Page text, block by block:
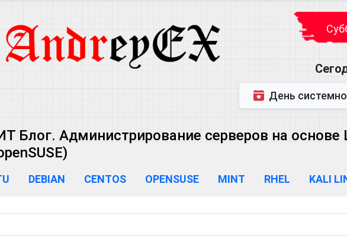
День системного
Блог. Администрирование серверов на основе
DEBIAN CENTOS OPENSUSE MINT RHEL KALI